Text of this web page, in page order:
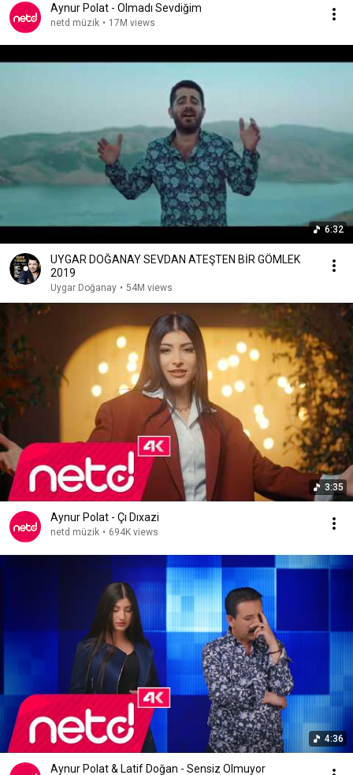
Aynur Polat - Olmadı Sevdiğim
netd müzik • 17M views
6:32
UYGAR DOĞANAY SEVDAN ATEŞTEN BİR GÖMLEK
2019
Uygar Doğanay • 54M views
3:35
Aynur Polat - Çı Dıxazi
netd müzik • 694K views
4:36
Aynur Polat & Latif Doğan - Sensiz Olmuyor